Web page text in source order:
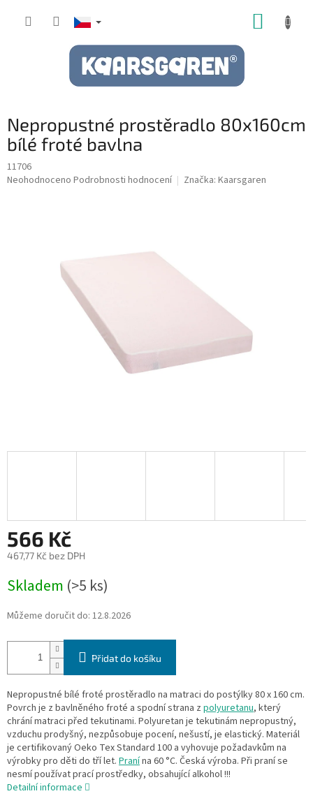
Nepropustné prostěradlo 80x160cm
bílé froté bavlna
11706
Průměrné
Neohodnoceno Podrobnosti hodnocení Značka: Kaarsgaren
566 Kč
467,77 Kč bez DPH
cena:
Skladem (>5 ks)
Můžeme doručit do: 12.8.2026
Přidat do košíku
Nepropustné bílé froté prostěradlo na matraci do postýlky 80 x 160 cm.
Povrch je z bavlněného froté a spodní strana z polyuretanu, který
chrání matraci před tekutinami. Polyuretan je tekutinám nepropustný,
vzduchu prodyšný, nezpůsobuje pocení, nešustí, je elastický. Materiál
je certifikovaný Oeko Tex Standard 100 a vyhovuje požadavkům na
výrobky pro děti do tří let. Pranína 60 °C. Česká výroba. Při praní se
nesmí používat prací prostředky, obsahující alkohol !!!
Detailní informace